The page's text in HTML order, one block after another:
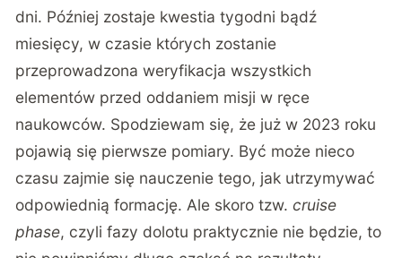
dni. Później zostaje kwestia tygodni bądź
miesięcy, w czasie których zostanie
przeprowadzona weryfikacja wszystkich
elementów przed oddaniem misji w ręce
naukowców. Spodziewam się, że już w 2023 roku
pojawią się pierwsze pomiary. Być może nieco
czasu zajmie się nauczenie tego, jak utrzymywać
odpowiednią formację. Ale skoro tzw.cruise
phase, czyli fazy dolotu praktycznie nie będzie, to